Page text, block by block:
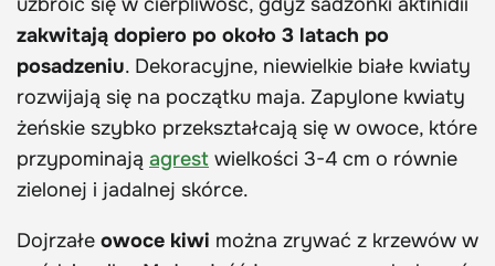
zakwitają dopiero po około 3 latach po
posadzeniu. Dekoracyjne, niewielkie białe kwiaty
rozwijają się na początku maja. Zapylone kwiaty
żeńskie szybko przekształcają się w owoce, które
przypominają agrest wielkości 3-4 cm o równie
zielonej i jadalnej skórce.
Dojrzałe owoce kiwi można zrywać z krzewów w